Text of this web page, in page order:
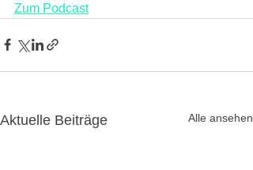
Zum Podcast
Aktuelle Beiträge Alle ansehen